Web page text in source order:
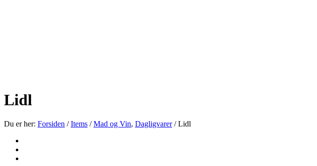
Lidl
Du er her: Forsiden / Items / Mad og Vin, Dagligvarer / Lidl